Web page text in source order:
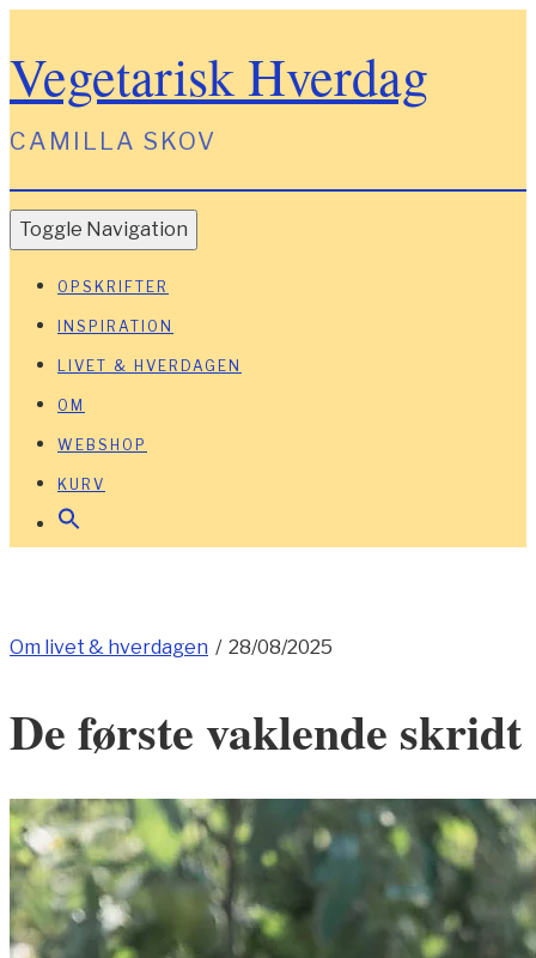
Vegetarisk Hverdag
CAMILLA SKOV
Toggle Navigation
OPSKRIFTER
INSPIRATION
LIVET & HVERDAGEN
OM
WEBSHOP
KURV
Om livet & hverdagen / 28/08/2025
De første vaklende skridt